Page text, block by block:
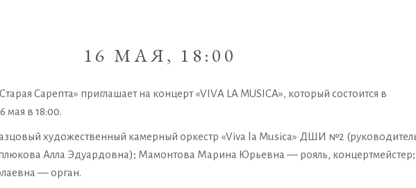
16 МАЯ, 18:00
Сарепта» приглашает на концерт «VIVA LA MUSICA», который состоится в
мая в 18:00.
художественный камерный оркестр «Viva la Musica» ДШИ №2
Алла Эдуардовна); Мамонтова Марина Юрьевна — рояль, концертмейстер;
— орган.